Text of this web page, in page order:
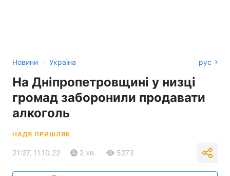
Новини › Україна рус
На Дніпропетровщині у низці
громад заборонили продавати
алкоголь
НАДЯ ПРИШЛЯК
21:27, 11.10.22 2 хв. 5273